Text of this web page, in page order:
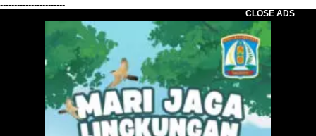
-----------------------
CLOSE ADS